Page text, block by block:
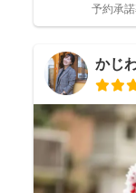
予約承諾
かじ